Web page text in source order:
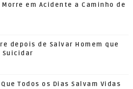
Morre em Acidente a Caminho de
depois de Salvar Homem que
Suicidar
Que Todos os Dias Salvam Vidas